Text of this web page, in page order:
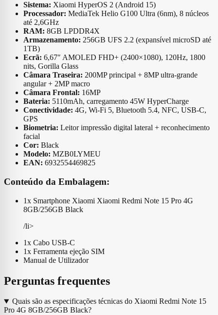
Sistema: Xiaomi HyperOS 2 (Android 15)
Processador: MediaTek Helio G100 Ultra (6nm), 8 núcleos
até 2,6GHz
RAM: 8GB LPDDR4X
Armazenamento: 256GB UFS 2.2 (expansível microSD até
1TB)
Ecrã: 6,67″ AMOLED FHD+ (2400×1080), 120Hz, 1800
nits, Gorilla Glass
Câmara Traseira: 200MP principal + 8MP ultra-grande
angular + 2MP macro
Câmara Frontal: 16MP
Bateria: 5110mAh, carregamento 45W HyperCharge
Conectividade: 4G, Wi-Fi 5, Bluetooth 5.4, NFC, USB-C,
GPS
Biometria: Leitor impressão digital lateral + reconhecimento
facial
Cor: Black
Modelo: MZB0LYMEU
EAN: 6932554469825
Conteúdo da Embalagem:
1x Smartphone Xiaomi Xiaomi Redmi Note 15 Pro 4G
8GB/256GB Black
/li>
1x Cabo USB-C
1x Ferramenta ejeção SIM
Manual de Utilizador
Perguntas frequentes
Quais são as especificações técnicas do Xiaomi Redmi Note 15
Pro 4G 8GB/256GB Black?